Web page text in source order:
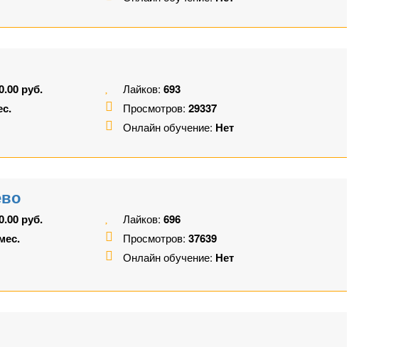
руб. Лайков: 693
Просмотров: 29337
Онлайн обучение: Нет
руб. Лайков: 696
Просмотров: 37639
Онлайн обучение: Нет